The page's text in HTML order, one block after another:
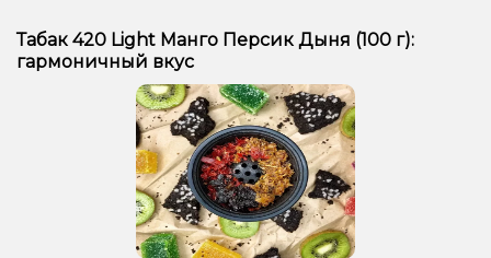
Табак 420 Light Манго Персик Дыня (100 г):
гармоничный вкус